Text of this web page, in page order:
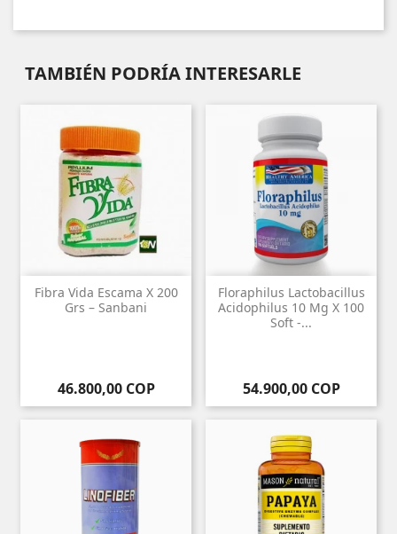
TAMBIÉN PODRÍA INTERESARLE
Fibra Vida Escama X 200
Grs – Sanbani
Precio
46.800,00 COP
Floraphilus Lactobacillus
Acidophilus 10 Mg X 100
Soft -...
Precio
54.900,00 COP